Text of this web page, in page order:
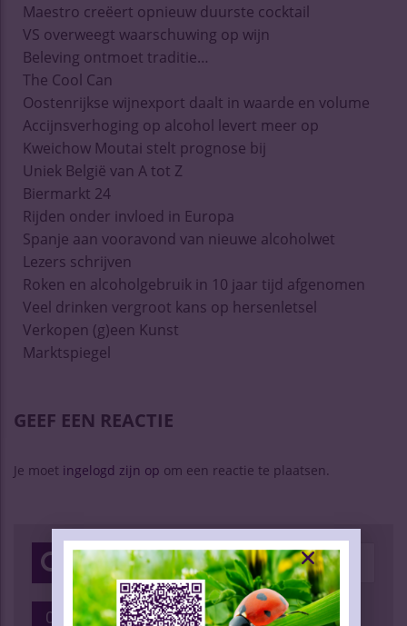
Maestro creëert opnieuw duurste cocktail
VS overweegt waarschuwing op wijn
Beleving ontmoet traditie…
The Cool Can
Oostenrijkse wijnexport daalt in waarde en volume
Accijnsverhoging op alcohol levert meer op
Kweichow Moutai stelt prognose bij
Uniek België van A tot Z
Biermarkt 24
Rijden onder invloed in Europa
Spanje aan vooravond van nieuwe alcoholwet
Lezers schrijven
Roken en alcoholgebruik in 10 jaar tijd afgenomen
Veel drinken vergroot kans op hersenletsel
Verkopen (g)een Kunst
Marktspiegel
GEEF EEN REACTIE
Je moet ingelogd zijn op om een reactie te plaatsen.
Categorieën